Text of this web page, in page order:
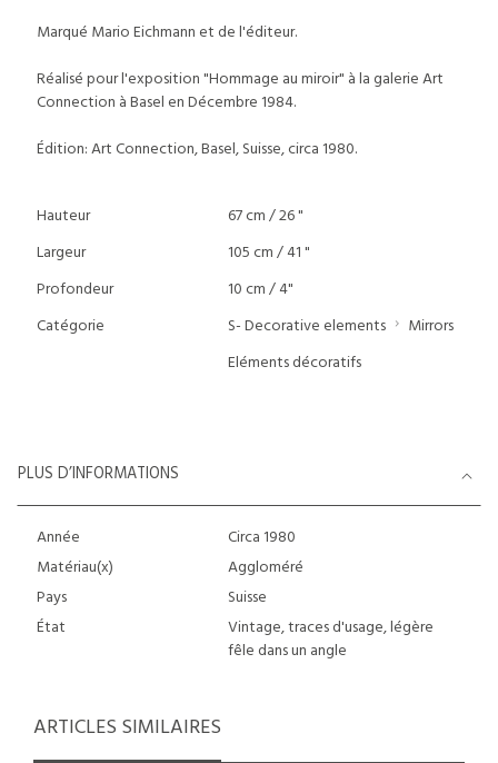
Marqué Mario Eichmann et de l'éditeur.
Réalisé pour l'exposition "Hommage au miroir" à la galerie Art
Connection à Basel en Décembre 1984.
Édition: Art Connection, Basel, Suisse, circa 1980.
Hauteur
67 cm / 26 "
Largeur
105 cm / 41 "
Profondeur
10 cm / 4"
Catégorie
S- Decorative elements
Mirrors
Eléments décoratifs
PLUS D’INFORMATIONS
Année
Circa 1980
Matériau(x)
Aggloméré
Pays
Suisse
État
Vintage, traces d'usage, légère
fêle dans un angle
ARTICLES SIMILAIRES